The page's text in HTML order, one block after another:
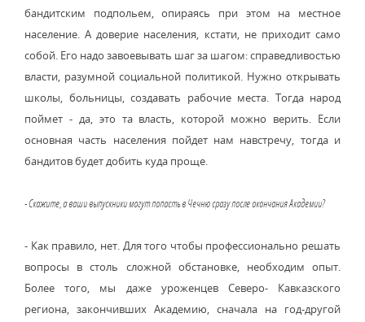
бандитским подпольем, опираясь при этом на местное
население. А доверие населения, кстати, не приходит само
собой. Его надо завоевывать шаг за шагом: справедливостью
власти, разумной социальной политикой. Нужно открывать
школы, больницы, создавать рабочие места. Тогда народ
поймет - да, это та власть, которой можно верить. Если
основная часть населения пойдет нам навстречу, тогда и
бандитов будет добить куда проще.
- Скажите, а ваши выпускники могут попасть в Чечню сразу после окончания Академии?
- Как правило, нет. Для того чтобы профессионально решать
вопросы в столь сложной обстановке, необходим опыт.
Более того, мы даже уроженцев Северо- Кавказского
региона, закончивших Академию, сначала на год-другой